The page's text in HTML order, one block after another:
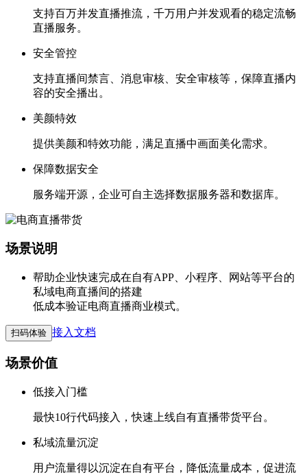
支持百万并发直播推流，千万用户并发观看的稳定流畅
直播服务。
安全管控
支持直播间禁言、消息审核、安全审核等，保障直播内
容的安全播出。
美颜特效
提供美颜和特效功能，满足直播中画面美化需求。
保障数据安全
服务端开源，企业可自主选择数据服务器和数据库。
场景说明
帮助企业快速完成在自有APP、小程序、网站等平台的
私域电商直播间的搭建
低成本验证电商直播商业模式。
扫码体验 接入文档
场景价值
低接入门槛
最快10行代码接入，快速上线自有直播带货平台。
私域流量沉淀
用户流量得以沉淀在自有平台，降低流量成本，促进流